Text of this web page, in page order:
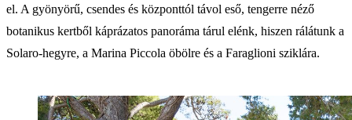
el. A gyönyörű, csendes és központtól távol eső, tengerre néző
botanikus kertből káprázatos panoráma tárul elénk, hiszen rálátunk a
Solaro-hegyre, a Marina Piccola öbölre és a Faraglioni sziklára.